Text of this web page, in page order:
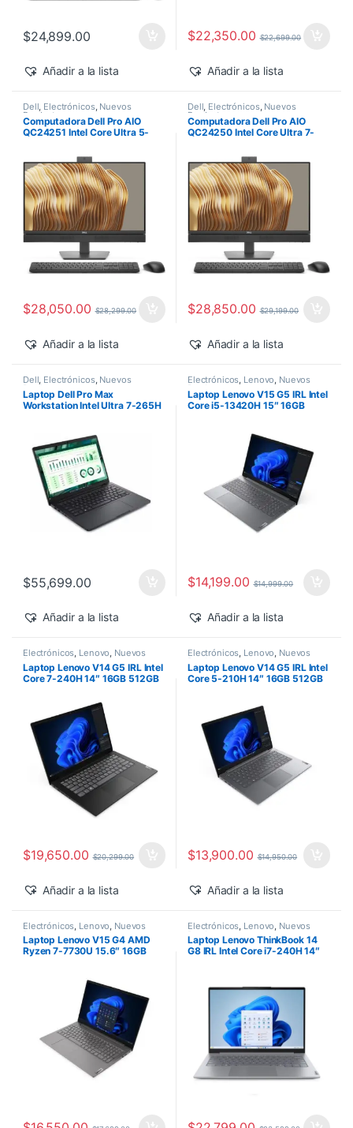
$24,899.00
Añadir a la lista
$22,350.00 $22,699.00
Añadir a la lista
Dell, Electrónicos, Nuevos
Productos
Computadora Dell Pro AIO
QC24251 Intel Core Ultra 5-
Windows 11 Pro
$28,050.00 $28,299.00
Añadir a la lista
Dell, Electrónicos, Nuevos
Productos
Computadora Dell Pro AIO
QC24250 Intel Core Ultra 7-
Windows 11 Pro
$28,850.00 $29,199.00
Añadir a la lista
Dell, Electrónicos, Nuevos
Productos
Laptop Dell Pro Max
Workstation Intel Ultra 7-265H
$55,699.00
Añadir a la lista
Electrónicos, Lenovo, Nuevos
Productos
Laptop Lenovo V15 G5 IRL Intel
Core i5-13420H 15″ 16GB
$14,199.00 $14,999.00
Añadir a la lista
Electrónicos Lenovo Nuevos
Laptop Lenovo V14 G5 IRL Intel
Core 7-240H 14″ 16GB 512GB
$19,650.00 $20,299.00
Añadir a la lista
Electrónicos Lenovo Nuevos
Laptop Lenovo V14 G5 IRL Intel
Core 5-210H 14″ 16GB 512GB
$13,900.00 $14,950.00
Añadir a la lista
Electrónicos Lenovo Nuevos
Productos
Laptop Lenovo V15 G4 AMD
Ryzen 7-7730U 15.6″ 16GB
Electrónicos Lenovo Nuevos
Productos
Laptop Lenovo ThinkBook 14
G8 IRL Intel Core i7-240H 14″